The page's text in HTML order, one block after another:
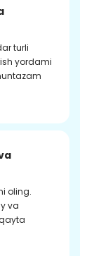
turli
yordami
oling.
va